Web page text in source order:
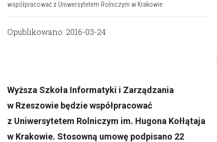
współpracować z Uniwersytetem Rolniczym w Krakowie
Opublikowano: 2016-03-24
Wyższa Szkoła Informatyki i Zarządzania
w Rzeszowie będzie współpracować
z Uniwersytetem Rolniczym im. Hugona Kołłątaja
w Krakowie. Stosowną umowę podpisano 22